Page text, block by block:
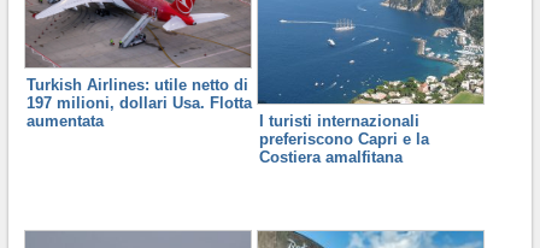
Turkish Airlines: utile netto di
197 milioni, dollari Usa. Flotta
aumentata
I turisti internazionali
preferiscono Capri e la
Costiera amalfitana